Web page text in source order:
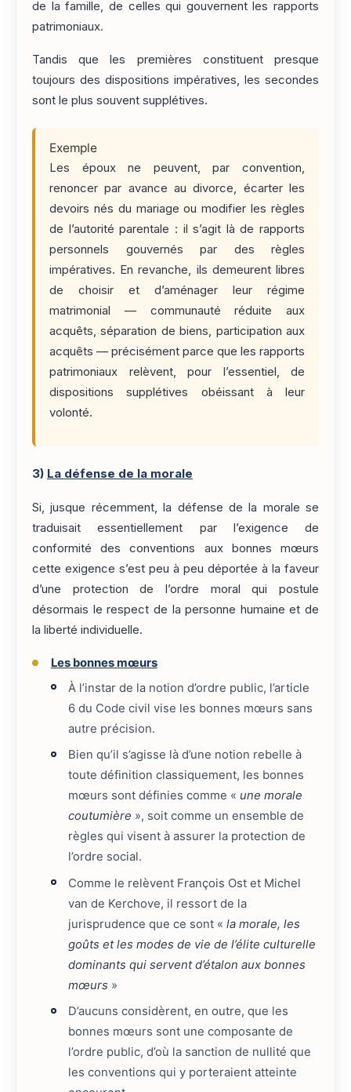
de la famille, de celles qui gouvernent les rapports
patrimoniaux.
Tandis que les premières constituent presque
toujours des dispositions impératives, les secondes
sont le plus souvent supplétives.
Exemple
Les époux ne peuvent, par convention,
renoncer par avance au divorce, écarter les
devoirs nés du mariage ou modifier les règles
de l’autorité parentale : il s’agit là de rapports
personnels gouvernés par des règles
impératives. En revanche, ils demeurent libres
de choisir et d’aménager leur régime
matrimonial — communauté réduite aux
acquêts, séparation de biens, participation aux
acquêts — précisément parce que les rapports
patrimoniaux relèvent, pour l’essentiel, de
dispositions supplétives obéissant à leur
volonté.
3) La défense de la morale
Si, jusque récemment, la défense de la morale se
traduisait essentiellement par l’exigence de
conformité des conventions aux bonnes mœurs
cette exigence s’est peu à peu déportée à la faveur
d’une protection de l’ordre moral qui postule
désormais le respect de la personne humaine et de
la liberté individuelle.
Les bonnes mœurs
À l’instar de la notion d’ordre public, l’article
6 du Code civil vise les bonnes mœurs sans
autre précision.
Bien qu’il s’agisse là d’une notion rebelle à
toute définition classiquement, les bonnes
mœurs sont définies comme « une morale
coutumière », soit comme un ensemble de
règles qui visent à assurer la protection de
l’ordre social.
Comme le relèvent François Ost et Michel
van de Kerchove, il ressort de la
jurisprudence que ce sont «la morale, les
goûts et les modes de vie de l’élite culturelle
dominants qui servent d’étalon aux bonnes
mœurs »
D’aucuns considèrent, en outre, que les
bonnes mœurs sont une composante de
l’ordre public, d’où la sanction de nullité que
les conventions qui y porteraient atteinte